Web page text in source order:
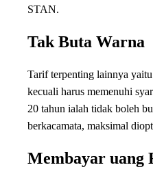
STAN.
Tak Buta Warna
Tarif terpenting lainnya
kecuali harus memenuhi
20 tahun ialah tidak boleh
berkacamata, maksimal
Membayar uang